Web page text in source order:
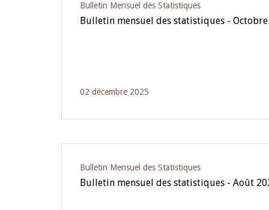
Bulletin Mensuel des Statistiques
Bulletin mensuel des statistiques -
02 décembre 2025
Bulletin Mensuel des Statistiques
Bulletin mensuel des statistiques - Août